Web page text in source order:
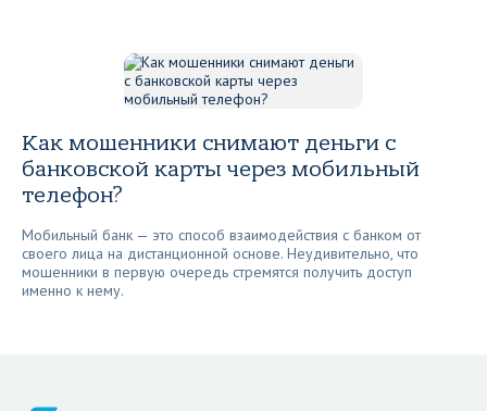
Как мошенники снимают деньги с
банковской карты через мобильный
телефон?
Мобильный банк — это способ взаимодействия с банком от
своего лица на дистанционной основе. Неудивительно, что
мошенники в первую очередь стремятся получить доступ
именно к нему.